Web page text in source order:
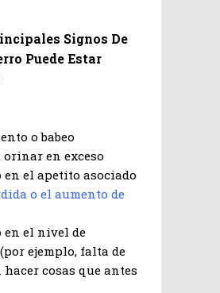
Signos De
Puede Estar
o babeo
orinar en exceso
en el apetito asociado
o el aumento de
en el nivel de
ejemplo, falta de
cosas que antes